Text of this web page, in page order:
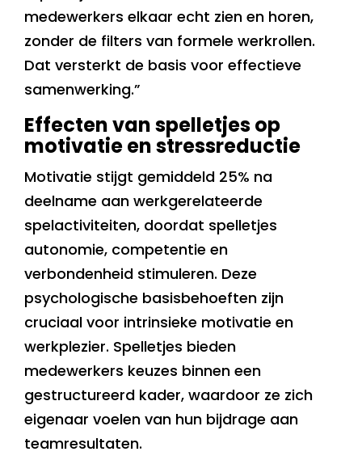
medewerkers elkaar echt zien en horen,
zonder de filters van formele werkrollen.
Dat versterkt de basis voor effectieve
samenwerking.”
Effecten van spelletjes op
motivatie en stressreductie
Motivatie stijgt gemiddeld 25% na
deelname aan werkgerelateerde
spelactiviteiten, doordat spelletjes
autonomie, competentie en
verbondenheid stimuleren. Deze
psychologische basisbehoeften zijn
cruciaal voor intrinsieke motivatie en
werkplezier. Spelletjes bieden
medewerkers keuzes binnen een
gestructureerd kader, waardoor ze zich
eigenaar voelen van hun bijdrage aan
teamresultaten.